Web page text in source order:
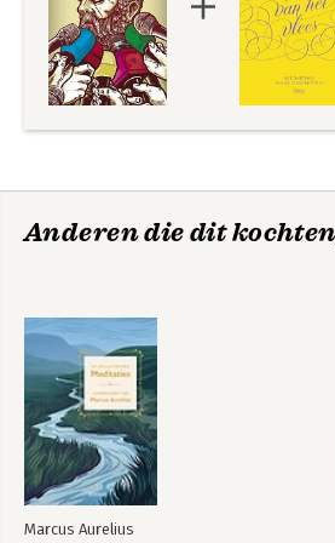
Anderen die dit
Marcus Aurelius